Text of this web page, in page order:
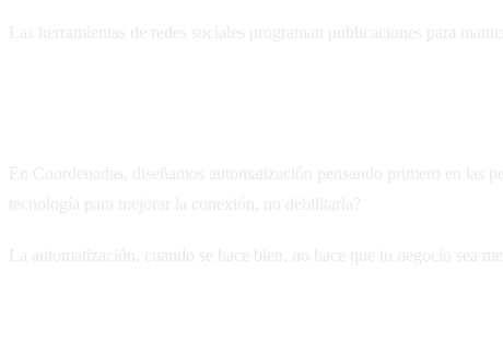
Las herramientas de redes sociales programan publicaciones para
En Coordenadas, diseñamos automatización pensando primero en las
tecnología para mejorar la conexión, no debilitarla?
La automatización, cuando se hace bien, no hace que tu negocio sea